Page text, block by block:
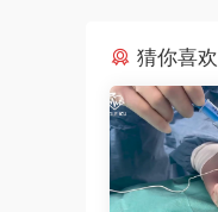
猜你喜欢